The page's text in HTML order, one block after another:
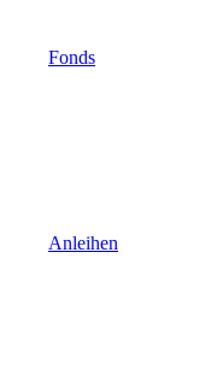
Fonds
Anleihen